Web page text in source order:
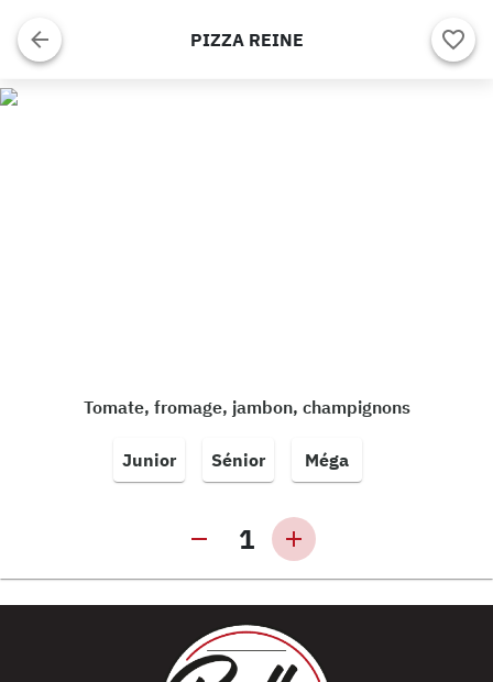
PIZZA REINE
Tomate, fromage, jambon, champignons
Junior Sénior Méga
1